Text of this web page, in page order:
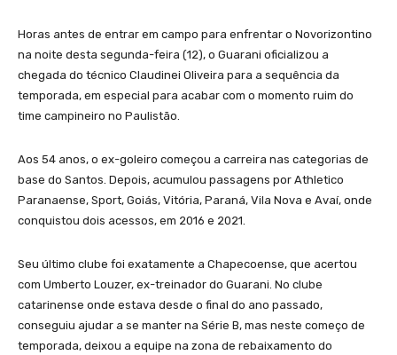
Horas antes de entrar em campo para enfrentar o Novorizontino
na noite desta segunda-feira (12), o Guarani oficializou a
chegada do técnico Claudinei Oliveira para a sequência da
temporada, em especial para acabar com o momento ruim do
time campineiro no Paulistão.
Aos 54 anos, o ex-goleiro começou a carreira nas categorias de
base do Santos. Depois, acumulou passagens por Athletico
Paranaense, Sport, Goiás, Vitória, Paraná, Vila Nova e Avaí, onde
conquistou dois acessos, em 2016 e 2021.
Seu último clube foi exatamente a Chapecoense, que acertou
com Umberto Louzer, ex-treinador do Guarani. No clube
catarinense onde estava desde o final do ano passado,
conseguiu ajudar a se manter na Série B, mas neste começo de
temporada, deixou a equipe na zona de rebaixamento do